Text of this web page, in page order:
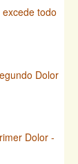
todo
Dolor
Dolor -